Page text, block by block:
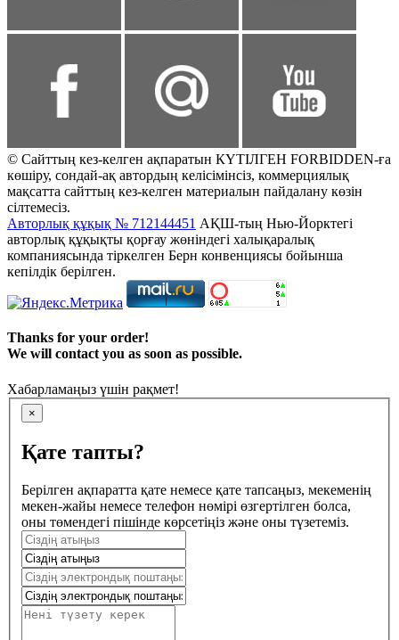
© Сайттың кез-келген ақпаратын КҮТІЛГЕН FORBIDDEN-ға
көшіру, сондай-ақ автордың келісімінсіз, коммерциялық
мақсатта сайттың кез-келген материалын пайдалану көзін
сілтемесіз.
Авторлық құқық № 712144451 АҚШ-тың Нью-Йорктегі
авторлық құқықты қорғау жөніндегі халықаралық
компаниясында тіркелген Берн конвенциясы бойынша
кепілдік берілген.
Thanks for your order!
We will contact you as soon as possible.
Хабарламаңыз үшін рақмет!
×
Қате тапты?
Берілген ақпаратта қате немесе қате тапсаңыз, мекеменің
мекен-жайы немесе телефон нөмірі өзгертілген болса,
оны төмендегі пішінде көрсетіңіз және оны түзетеміз.